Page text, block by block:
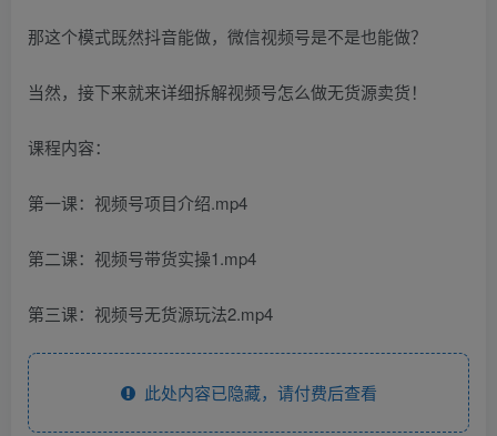
那这个模式既然抖音能做，微信视频号是不是也能做？
当然，接下来就来详细拆解视频号怎么做无货源卖货！
课程内容：
第一课：视频号项目介绍.mp4
第二课：视频号带货实操1.mp4
第三课：视频号无货源玩法2.mp4
此处内容已隐藏，请付费后查看